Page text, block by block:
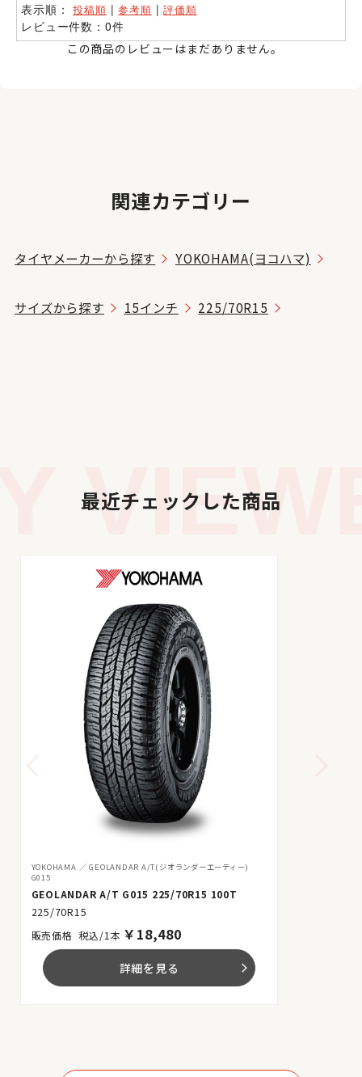
表示順：投稿順 |参考順 |評価順
レビュー件数：0件
この商品のレビューはまだありません。
関連カテゴリー
タイヤメーカーから探す YOKOHAMA(ヨコハマ)
サイズから探す 15インチ 225/70R15
最近チェックした商品
YOKOHAMA
GEOLANDAR A/T(ジオランダーエーティー)
G015
GEOLANDAR A/T G015 225/70R15 100T
225/70R15
税込/1本 ￥ 18,480
詳細を見る arrow_forward_ios